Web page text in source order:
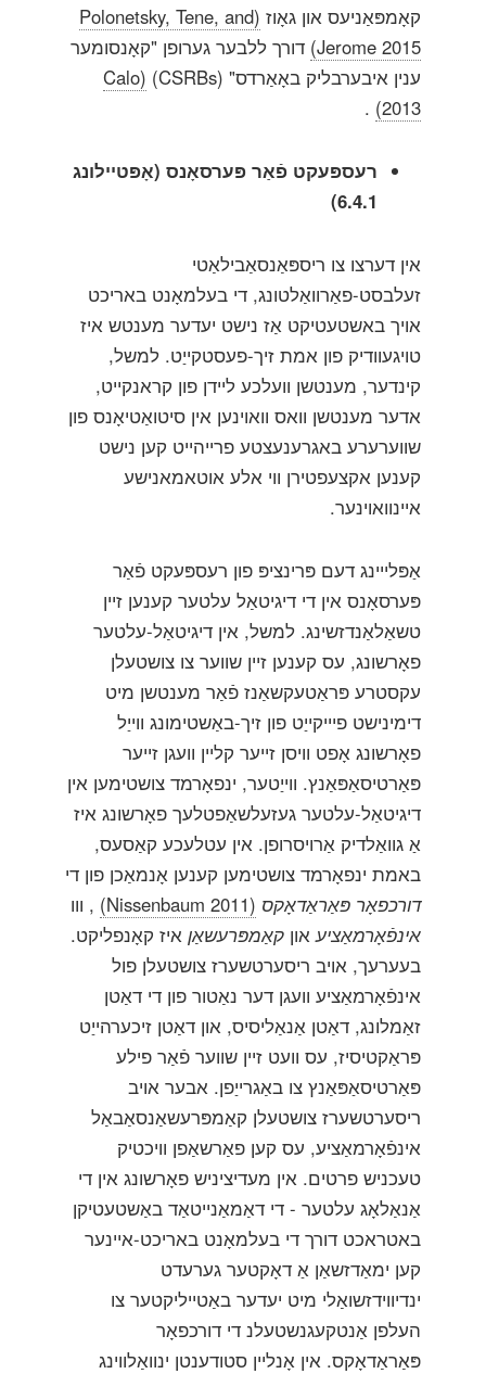
קאָמפּאַניעס און גאָוז (Polonetsky, Tene, and
Jerome 2015) דורך ללבער גערופן "קאָנסומער
ענין איבערבליק באָאַרדס" (CSRBs)
(Calo
2013)
.
רעספּעקט פֿאַר פּערסאָנס (אָפּטיילונג
6.4.1)
אין דערצו צו ריספּאַנסאַבילאַטי
זעלבסט-פאַרוואַלטונג, די בעלמאָנט באריכט
אויך באשטעטיקט אַז נישט יעדער מענטש איז
טויגעוודיק פון אמת זיך-פעסטקייַט. למשל,
קינדער, מענטשן וועלכע ליידן פון קראנקייט,
אדער מענטשן וואס וואוינען אין סיטואַטיאָנס פון
שווערערע באגרענעצטע פרייהייט קען נישט
קענען אקצעפטירן ווי אלע אוטאמאנישע
איינוואוינער.
אַפּלייינג דעם פּרינציפּ פון רעספּעקט פֿאַר
פּערסאָנס אין די דיגיטאַל עלטער קענען זיין
טשאַלאַנדזשינג. למשל, אין דיגיטאַל-עלטער
פאָרשונג, עס קענען זיין שווער צו צושטעלן
עקסטרע פּראַטעקשאַנז פֿאַר מענטשן מיט
דימינישט פיייקייַט פון זיך-באַשטימונג ווייַל
פאָרשונג אָפט וויסן זייער קליין וועגן זייער
פּאַרטיסאַפּאַנץ. ווייַטער, ינפאָרמד צושטימען אין
דיגיטאַל-עלטער געזעלשאַפטלעך פאָרשונג איז
אַ גוואַלדיק אַרויסרופן. אין עטלעכע קאַסעס,
באמת ינפאָרמד צושטימען קענען אָנמאַכן פון די
דורכפאָר פּאַראַדאָקס (Nissenbaum 2011)
, ווו
אינפֿאָרמאַציעאון קאַמפּרעשאַן איז קאָנפליקט.
בעערעך, אויב ריסערטשערז צושטעלן פול
אינפֿאָרמאַציע וועגן דער נאַטור פון די דאַטן
זאַמלונג, דאַטן אַנאַליסיס, און דאַטן זיכערהייַט
פּראַקטיסיז, עס וועט זיין שווער פֿאַר פילע
פּאַרטיסאַפּאַנץ צו באַגרייַפן. אבער אויב
ריסערטשערז צושטעלן קאַמפּרעשאַנסאַבאַל
אינפֿאָרמאַציע, עס קען פאַרשאַפן וויכטיק
טעכניש פרטים. אין מעדיציניש פאָרשונג אין די
אַנאַלאָג עלטער - די דאַמאַנייטאַד באַשטעטיקן
באטראכט דורך די בעלמאָנט באריכט-איינער
קען ימאַדזשאַן אַ דאָקטער גערעדט
ינדיווידזשואַלי מיט יעדער באַטייליקטער צו
העלפן אַנטקעגנשטעלנ די דורכפאָר
פּאַראַדאָקס. אין אָנליין סטודענטן ינוואַלווינג